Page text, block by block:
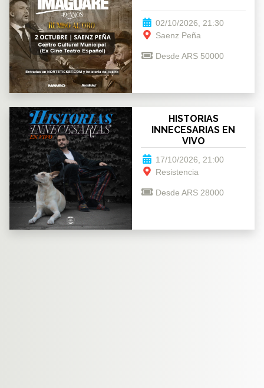
02/10/2026, 21:30
Saenz Peña
Desde ARS 50000
HISTORIAS
INNECESARIAS EN
VIVO
17/10/2026, 21:00
Resistencia
Desde ARS 28000